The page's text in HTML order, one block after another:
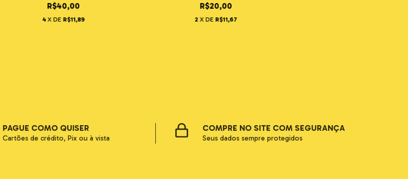
R$40,00
4 X DE R$11,89
R$20,00
2 X DE R$11,67
PAGUE COMO QUISER
Cartões de crédito, Pix ou à vista
COMPRE NO SITE COM SEGURANÇA
Seus dados sempre protegidos